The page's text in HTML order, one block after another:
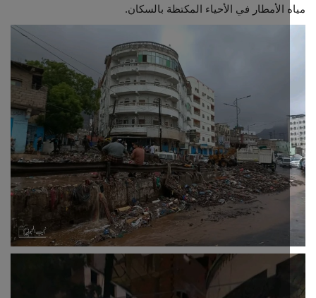
الأمطار في الأحياء المكتظة بالسكان.